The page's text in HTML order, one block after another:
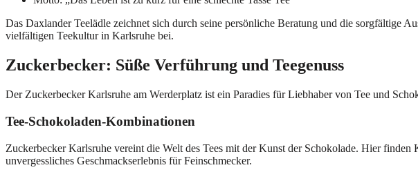
Das Daxlander Teelädle zeichnet sich durch seine persönliche Beratung und die sorgfältige
vielfältigen Teekultur in Karlsruhe bei.
Zuckerbecker: Süße Verführung und Teegenuss
Der Zuckerbecker Karlsruhe am Werderplatz ist ein Paradies für Liebhaber von Tee und
Tee-Schokoladen-Kombinationen
Zuckerbecker Karlsruhe vereint die Welt des Tees mit der Kunst der Schokolade. Hier
unvergessliches Geschmackserlebnis für Feinschmecker.